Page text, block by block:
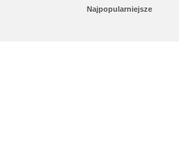
Najpopularniejsze